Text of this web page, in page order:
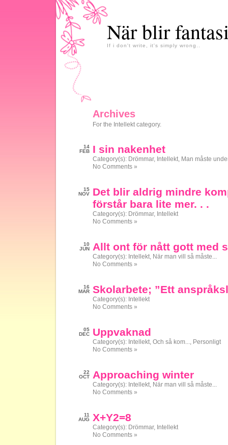
När blir
If i don't write, it's simply wrong..
Archives
For the Intellekt category.
14
FEB
I sin nakenhet
Category(s): Drömmar, Intellekt, Man måste
No Comments »
15
NOV
Det blir aldrig mindre
förstår bara lite mer. . .
Category(s): Drömmar, Intellekt
No Comments »
10
JUN
Allt ont för nått gott med
Category(s): Intellekt, När man vill så måste...
No Comments »
16
MAR Skolarbete; ”Ett
Category(s): Intellekt
No Comments »
05
DEC
Uppvaknad
Category(s): Intellekt, Och så kom..., Personligt
No Comments »
22
OCT
Approaching winter
Category(s): Intellekt, När man vill så måste...
No Comments »
11
AUG
X+Y2=8
Category(s): Drömmar, Intellekt
No Comments »